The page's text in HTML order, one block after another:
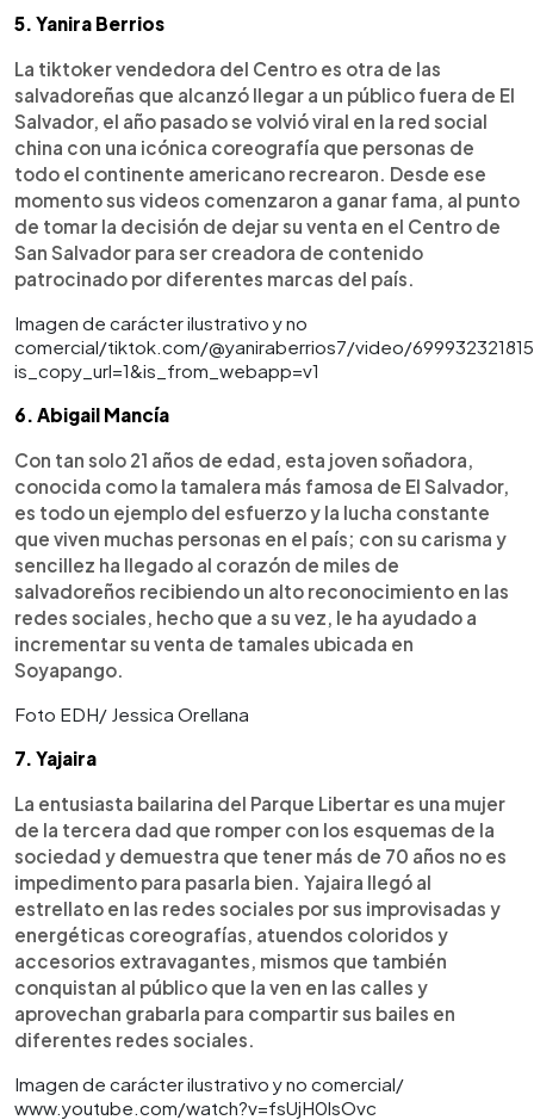
5. Yanira Berrios
La tiktoker vendedora del Centro es otra de las
salvadoreñas que alcanzó llegar a un público fuera de El
Salvador, el año pasado se volvió viral en la red social
china con una icónica coreografía que personas de
todo el continente americano recrearon. Desde ese
momento sus videos comenzaron a ganar fama, al punto
de tomar la decisión de dejar su venta en el Centro de
San Salvador para ser creadora de contenido
patrocinado por diferentes marcas del país.
Imagen de carácter ilustrativo y no
comercial/tiktok.com/@yaniraberrios7/video/
is_copy_url=1&is_from_webapp=v1
6. Abigail Mancía
Con tan solo 21 años de edad, esta joven soñadora,
conocida como la tamalera más famosa de El Salvador,
es todo un ejemplo del esfuerzo y la lucha constante
que viven muchas personas en el país; con su carisma y
sencillez ha llegado al corazón de miles de
salvadoreños recibiendo un alto reconocimiento en las
redes sociales, hecho que a su vez, le ha ayudado a
incrementar su venta de tamales ubicada en
Soyapango.
Foto EDH/ Jessica Orellana
7. Yajaira
La entusiasta bailarina del Parque Libertar es una mujer
de la tercera dad que romper con los esquemas de la
sociedad y demuestra que tener más de 70 años no es
impedimento para pasarla bien. Yajaira llegó al
estrellato en las redes sociales por sus improvisadas y
energéticas coreografías, atuendos coloridos y
accesorios extravagantes, mismos que también
conquistan al público que la ven en las calles y
aprovechan grabarla para compartir sus bailes en
diferentes redes sociales.
Imagen de carácter ilustrativo y no comercial/
www.youtube.com/watch?v=fsUjH0lsOvc